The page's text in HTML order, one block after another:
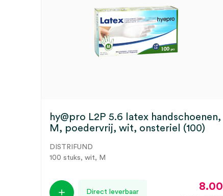
hy@pro L2P 5.6 latex handschoenen,
M, poedervrij, wit, onsteriel (100)
DISTRIFUND
100 stuks, wit, M
Direct leverbaar 8.00